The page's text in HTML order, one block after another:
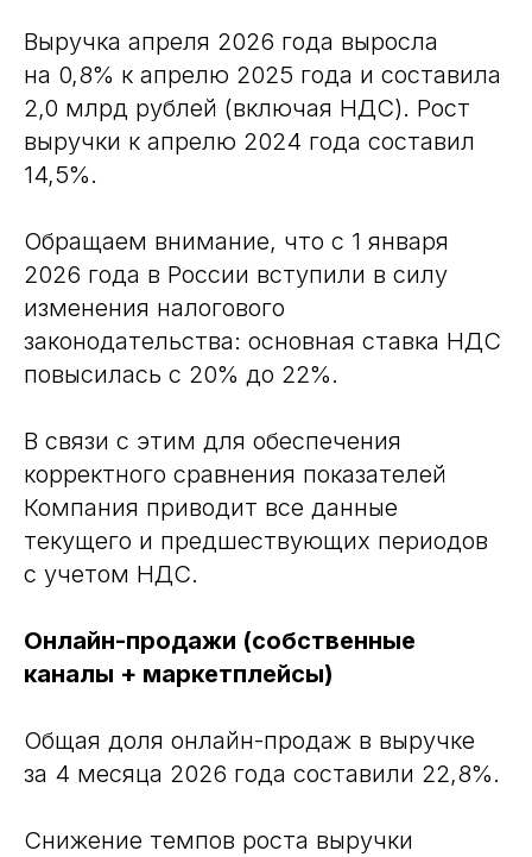
Выручка апреля 2026 года выросла
на 0,8% к апрелю 2025 года и составила
2,0 млрд рублей (включая НДС). Рост
выручки к апрелю 2024 года составил
14,5%.
Обращаем внимание, что с 1 января
2026 года в России вступили в силу
изменения налогового
законодательства: основная ставка НДС
повысилась с 20% до 22%.
В связи с этим для обеспечения
корректного сравнения показателей
Компания приводит все данные
текущего и предшествующих периодов
с учетом НДС.
Онлайн-продажи (собственные
каналы + маркетплейсы)
Общая доля онлайн-продаж в выручке
за 4 месяца 2026 года составили 22,8%.
Снижение темпов роста выручки